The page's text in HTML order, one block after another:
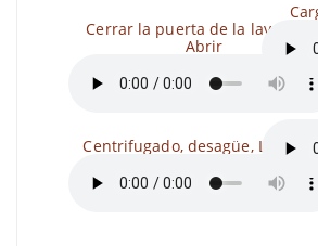
Cerrar la puerta de la lavadora.,
Abrir
Centrifugado, desagüe,